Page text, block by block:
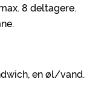
8 deltagere.
en øl/vand.